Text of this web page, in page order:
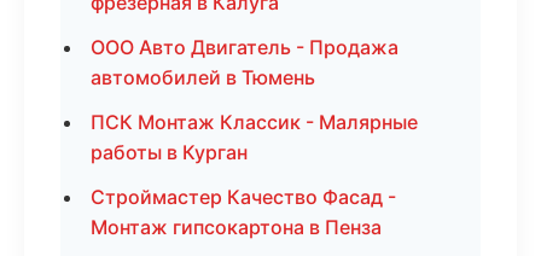
ООО Авто Двигатель - Продажа
автомобилей в Тюмень
ПСК Монтаж Классик - Малярные
работы в Курган
Строймастер Качество Фасад -
Монтаж гипсокартона в Пенза